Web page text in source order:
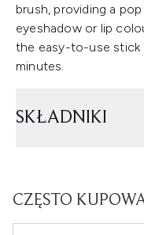
brush, providing a
eyeshadow or lip
the easy-to-use
minutes.
SKŁADNIKI
CZĘSTO